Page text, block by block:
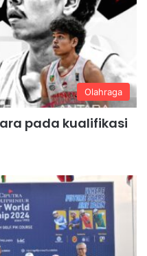
Olahraga
pada kualifikasi